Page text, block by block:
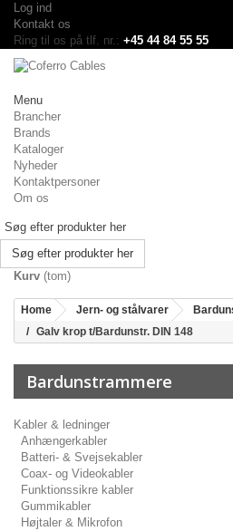
Log ind
Kontakt os
Ring til os på tlf. nr.: +45 44 84 55 55
Menu
Brancher
Brands
Kataloger
Nyheder
Kontaktpersoner
Om os
Søg efter produkter her
Kurv (tom)
Home Jern- og stålvarer
Galv krop t/Bardunstr. DIN 148
Bardunstrammere
Kabler & ledninger
Anhængerkabler
Batteri- & Svejsekabler
Coax- og Videokabler
Funktionssikre kabler
Gummikabler
Højtaler & Mikrofon